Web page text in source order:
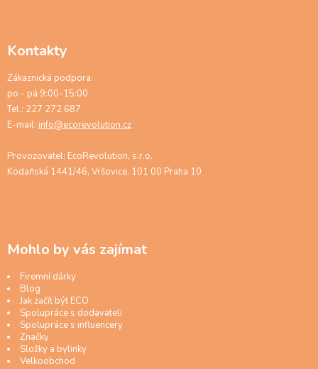
Kontakty
Zákaznická podpora:
po - pá 9:00-15:00
Tel.: 227 272 687
E-mail: info@ecorevolution.cz
Provozovatel: EcoRevolution, s.r.o.
Kodaňská 1441/46, Vršovice, 101 00 Praha 10
Mohlo by vás zajímat
Firemní dárky
Blog
Jak začít být ECO
Spolupráce s dodavateli
Spolupráce s influencery
Značky
Složky a bylinky
Velkoobchod